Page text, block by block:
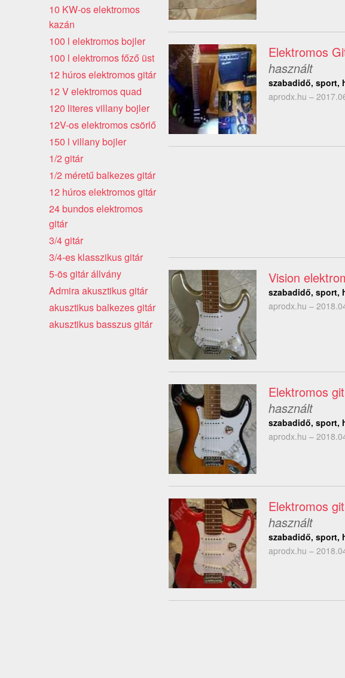
Elektromos
használt
szabadidő, sport,
aprodx.hu –
Vision
szabadidő, sport,
aprodx.hu –
Elektromos
használt
szabadidő, sport,
aprodx.hu –
Elektromos
használt
szabadidő, sport,
aprodx.hu –
10 KW-os elektromos
kazán
100 l elektromos bojler
100 l elektromos főző üst
12 húros elektromos gitár
12 V elektromos quad
120 literes villany bojler
12V-os elektromos csörlő
150 l villany bojler
1/2 gitár
1/2 méretű balkezes gitár
12 húros elektromos gitár
24 bundos elektromos
gitár
3/4 gitár
3/4-es klasszikus gitár
5-ös gitár állvány
Admira akusztikus gitár
akusztikus balkezes gitár
akusztikus basszus gitár